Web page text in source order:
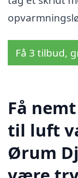
Få 3 tilbud,
Få
til luft
Ørum